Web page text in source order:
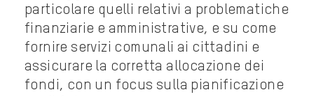
particolare quelli relativi a problematiche
finanziarie e amministrative, e su come
fornire servizi comunali ai cittadini e
assicurare la corretta allocazione dei
fondi, con un focus sulla pianificazione